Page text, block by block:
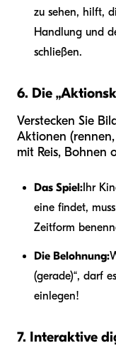
zu sehen, hilft,
Handlung und
schließen.
6. Die
Verstecken Sie
Aktionen
mit Reis, Bohnen
Das Spiel: Ihr
eine findet,
Zeitform
Die Belohnung:
(gerade)“, darf
einlegen!
7. Interaktive